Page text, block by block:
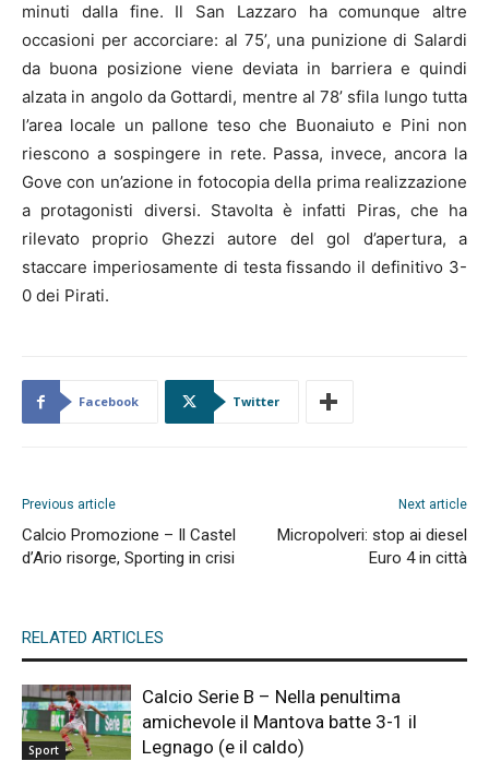
minuti dalla fine. Il San Lazzaro ha comunque altre
occasioni per accorciare: al 75’, una punizione di Salardi
da buona posizione viene deviata in barriera e quindi
alzata in angolo da Gottardi, mentre al 78’ sfila lungo tutta
l’area locale un pallone teso che Buonaiuto e Pini non
riescono a sospingere in rete. Passa, invece, ancora la
Gove con un’azione in fotocopia della prima realizzazione
a protagonisti diversi. Stavolta è infatti Piras, che ha
rilevato proprio Ghezzi autore del gol d’apertura, a
staccare imperiosamente di testa fissando il definitivo 3-
0 dei Pirati.
Facebook Twitter
Previous article
Calcio Promozione – Il Castel
d’Ario risorge, Sporting in crisi
Next article
Micropolveri: stop ai diesel
Euro 4 in città
RELATED ARTICLES
Sport
Calcio Serie B – Nella penultima
amichevole il Mantova batte 3-1 il
Legnago (e il caldo)